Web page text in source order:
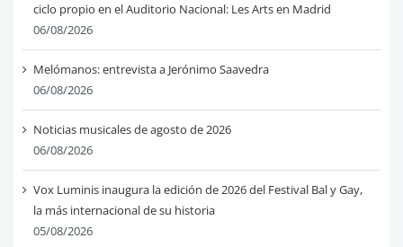
ciclo propio en el Auditorio Nacional: Les Arts en Madrid
06/08/2026
Melómanos: entrevista a Jerónimo Saavedra
06/08/2026
Noticias musicales de agosto de 2026
06/08/2026
Vox Luminis inaugura la edición de 2026 del Festival Bal y Gay,
la más internacional de su historia
05/08/2026